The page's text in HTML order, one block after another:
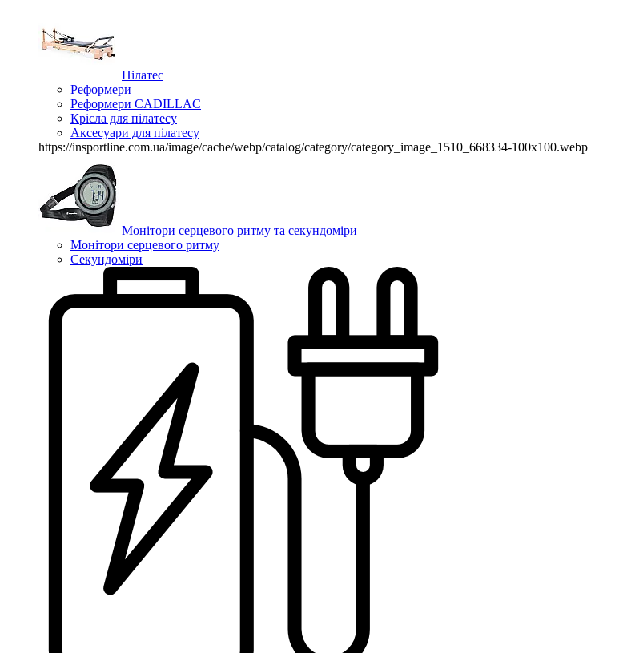
Пілатес
Реформери
Реформери CADILLAC
Крісла для пілатесу
Аксесуари для пілатесу
https://insportline.com.ua/image/cache/webp/catalog/category/category_image_1510_668334-100x100.webp
Монітори серцевого ритму та секундоміри
Монітори серцевого ритму
Секундоміри